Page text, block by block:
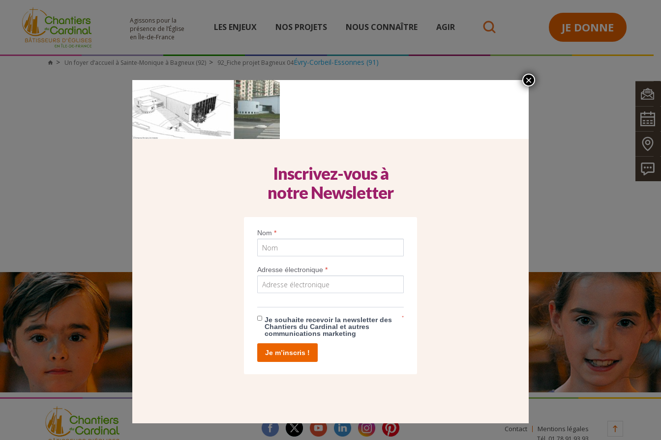
Agissons pour la
présence de l’Église
en Île-de-France
LES ENJEUX NOS PROJETS NOUS CONNAÎTRE AGIR JE DONNE
Chantiers
Évry-Corbeil-Essonnes (91)
Un foyer d’accueil à Sainte-Monique à Bagneux (92) 92_Fiche projet Bagneux 04
92_FICHE PROJET BAGNEUX 04
Le projet prévoit la construction d’un logement adossé à l’église, bâti
SEUL VOTRE DON
NOUS PERMET D’AGIR
Contact Mentions légales
Inscrivez-vous à
notre Newsletter
Nom*
Adresse électronique*
Je souhaite recevoir la newsletter des
Chantiers du Cardinal et autres
communications marketing
*
Je m’inscris !
×